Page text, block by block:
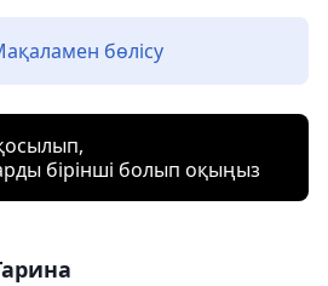
бөлісу
бірінші болып оқыңыз